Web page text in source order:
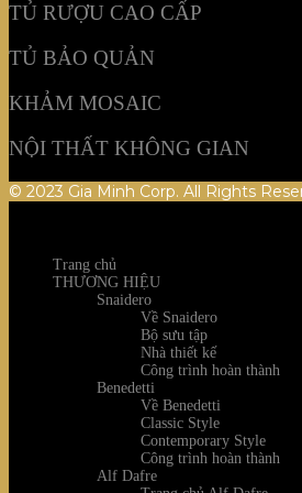
TỦ RƯỢU CAO CẤP
TỦ BẢO QUẢN
KHẢM MOSAIC
NỘI THẤT KHÔNG GIAN
© 2023 Gia Minh Corp. All Rights
Trang chủ
THƯƠNG HIỆU
Snaidero
Về Snaidero
Bộ sưu tập
Nhà thiết kế
Công trình hoàn thành
Benedetti
Về Benedetti
Classic Style
Contemporary Style
Công trình hoàn thành
Alf Dafre